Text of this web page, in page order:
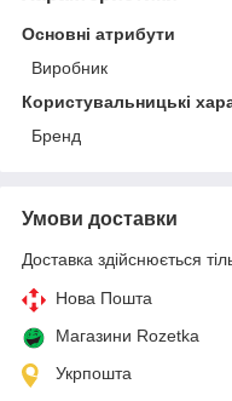
Основні атрибути
Виробник
Користувальницькі
Бренд
Умови доставки
Доставка здійснюється
Нова Пошта
Магазини Rozetka
Укрпошта